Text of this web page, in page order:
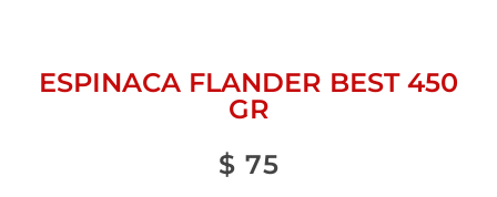
ESPINACA FLANDER BEST 450
GR
$ 75